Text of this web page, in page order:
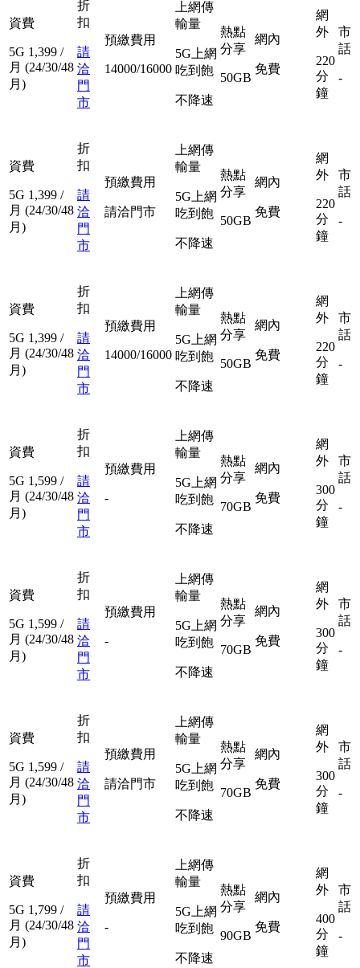
資費
5G 1,399 /
月 (24/30/48
月)
折
扣
請
洽
門
市
預繳費用
14000/16000
上網傳
輸量
5G上網
吃到飽
不降速
熱點
分享
50GB
網內
免費
網
外
220
分
鐘
市
話
-
資費
5G 1,399 /
月 (24/30/48
月)
折
扣
請
洽
門
市
預繳費用
請洽門市
上網傳
輸量
5G上網
吃到飽
不降速
熱點
分享
50GB
網內
免費
網
外
220
分
鐘
市
話
-
資費
5G 1,399 /
月 (24/30/48
月)
折
扣
請
洽
門
市
預繳費用
14000/16000
上網傳
輸量
5G上網
吃到飽
不降速
熱點
分享
50GB
網內
免費
網
外
220
分
鐘
市
話
-
資費
5G 1,599 /
月 (24/30/48
月)
折
扣
請
洽
門
市
預繳費用
-
上網傳
輸量
5G上網
吃到飽
不降速
熱點
分享
70GB
網內
免費
網
外
300
分
鐘
市
話
-
資費
5G 1,599 /
月 (24/30/48
月)
折
扣
請
洽
門
市
預繳費用
-
上網傳
輸量
5G上網
吃到飽
不降速
熱點
分享
70GB
網內
免費
網
外
300
分
鐘
市
話
-
資費
5G 1,599 /
月 (24/30/48
月)
折
扣
請
洽
門
市
預繳費用
請洽門市
上網傳
輸量
5G上網
吃到飽
不降速
熱點
分享
70GB
網內
免費
網
外
300
分
鐘
市
話
-
資費
5G 1,799 /
月 (24/30/48
月)
折
扣
請
洽
門
市
預繳費用
-
上網傳
輸量
5G上網
吃到飽
不降速
熱點
分享
90GB
網內
免費
網
外
400
分
鐘
市
話
-